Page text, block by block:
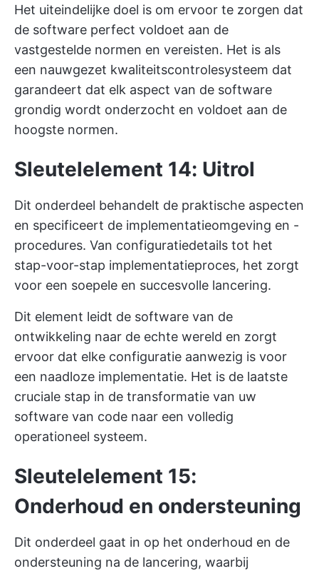
Het uiteindelijke doel is om ervoor te zorgen dat
de software perfect voldoet aan de
vastgestelde normen en vereisten. Het is als
een nauwgezet kwaliteitscontrolesysteem dat
garandeert dat elk aspect van de software
grondig wordt onderzocht en voldoet aan de
hoogste normen.
Sleutelelement 14: Uitrol
Dit onderdeel behandelt de praktische aspecten
en specificeert de implementatieomgeving en -
procedures. Van configuratiedetails tot het
stap-voor-stap implementatieproces, het zorgt
voor een soepele en succesvolle lancering.
Dit element leidt de software van de
ontwikkeling naar de echte wereld en zorgt
ervoor dat elke configuratie aanwezig is voor
een naadloze implementatie. Het is de laatste
cruciale stap in de transformatie van uw
software van code naar een volledig
operationeel systeem.
Sleutelelement 15:
Onderhoud en ondersteuning
Dit onderdeel gaat in op het onderhoud en de
ondersteuning na de lancering, waarbij